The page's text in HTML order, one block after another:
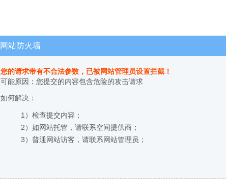
网站防火墙
您的请求带有不合法参数，已被网站管理员设置拦截！
可能原因：您提交的内容包含危险的攻击请求
如何解决：
1）检查提交内容；
2）如网站托管，请联系空间提供商；
3）普通网站访客，请联系网站管理员；